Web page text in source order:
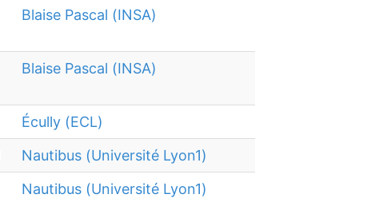
Blaise Pascal (INSA)
Blaise Pascal (INSA)
Écully (ECL)
Nautibus (Université Lyon1)
Nautibus (Université Lyon1)